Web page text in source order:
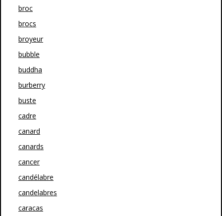
broc
brocs
broyeur
bubble
buddha
burberry
buste
cadre
canard
canards
cancer
candélabre
candelabres
caracas